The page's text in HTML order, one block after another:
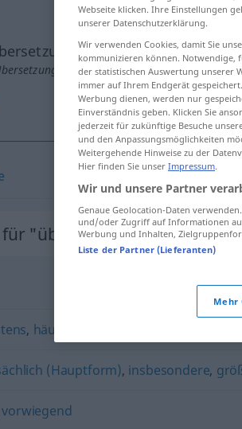
anklicken/antippen)
für "überwiegend"
, häufig
(Hauptform), insbesondere,
vorwiegend
Webseite klicken. Ihre Einstellungen
unserer Datenschutzerklärung.
Wir verwenden Cookies, damit Sie
kommunizieren können. Notwendige,
der statistischen Auswertung unserer
immer auf Ihrem Endgerät
Werbung dienen, werden nur
Einverständnis geben. Klicken Sie
jederzeit für zukünftige Besuche
und den Anpassungsmöglichkeiten
Weitergehende Hinweise zu der
Hier finden Sie unser Impressum.
Wir und unsere Partner
Genaue Geolocation-Daten
und/oder Zugriff auf Informationen
Werbung und Inhalten,
Liste der Partner (Lieferanten)
Mehr